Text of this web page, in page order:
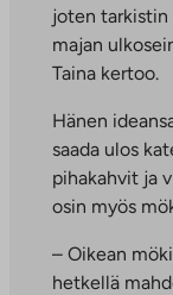
joten tarkistin
majan
Taina kertoo.
Hänen
saada ulos
pihakahvit ja
osin myös
– Oikean
hetkellä